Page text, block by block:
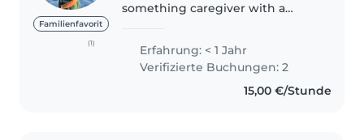
Familienfavorit
(1)
something caregiver with a
provide loving care for your little
ones. I have experience with
babies, toddlers, and
Erfahrung: < 1 Jahr
Verifizierte Buchungen: 2
15,00 €/Stunde